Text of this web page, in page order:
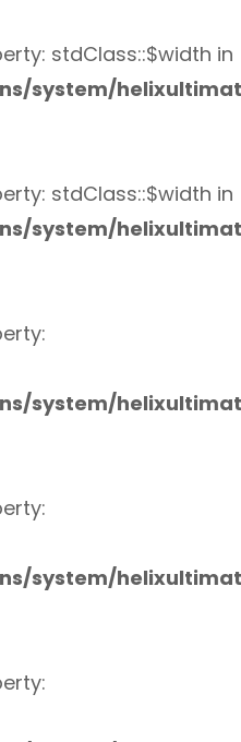
stdClass::$width in
system/
stdClass::$width in
system/
system/
system/